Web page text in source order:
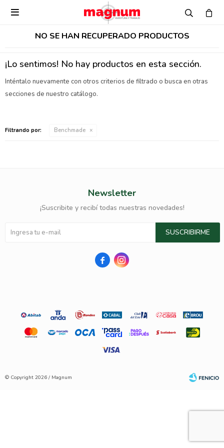

NO SE HAN RECUPERADO PRODUCTOS
¡Lo sentimos! No hay productos en esta sección.
Inténtalo nuevamente con otros criterios de filtrado o busca en otras
secciones de nuestro catálogo.
Filtrando por: Benchmade
Newsletter
¡Suscribite y recibí todas nuestras novedades!
SUSCRIBIRME
 
© Copyright 2026 / Magnum